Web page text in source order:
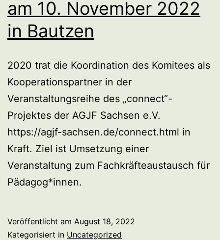
am 10. November 2022
in Bautzen
2020 trat die Koordination des Komitees als
Kooperationspartner in der
Veranstaltungsreihe des „connect“-
Projektes der AGJF Sachsen e.V.
https://agjf-sachsen.de/connect.html in
Kraft. Ziel ist Umsetzung einer
Veranstaltung zum Fachkräfteaustausch für
Pädagog*innen.
Veröffentlicht am August 18, 2022
Kategorisiert in Uncategorized